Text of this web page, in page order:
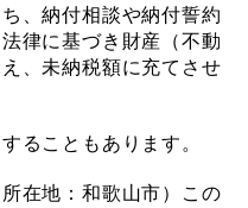
、納付相談や納付誓約
律に基づき財産（不動
、未納税額に充てさせ
ることもあります。
在地：和歌山市）この